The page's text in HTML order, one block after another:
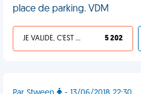
place de parking. VDM
JE VALIDE, C'EST UNE VDM 5 202